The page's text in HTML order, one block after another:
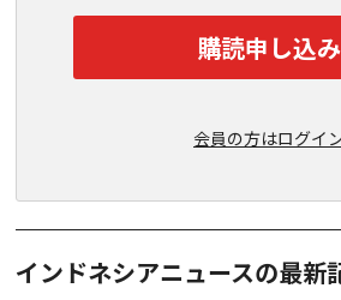
購読申し込み
会員の方はログイ
インドネシアニュースの最新